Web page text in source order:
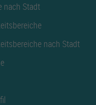
nach Stadt
nach Stadt